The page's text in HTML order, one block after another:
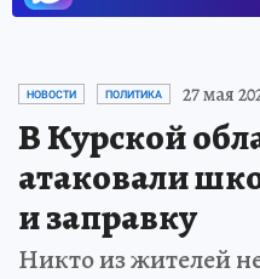
НОВОСТИ ПОЛИТИКА 27 мая
В Курской
атаковали
и заправку
Никто из жителей